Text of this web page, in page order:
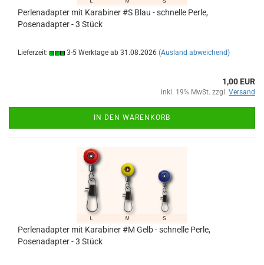
Perlenadapter mit Karabiner #S Blau - schnelle Perle,
Posenadapter - 3 Stück
Lieferzeit: 3-5 Werktage ab 31.08.2026 (Ausland abweichend)
1,00 EUR
inkl. 19% MwSt. zzgl. Versand
IN DEN WARENKORB
Perlenadapter mit Karabiner #M Gelb - schnelle Perle,
Posenadapter - 3 Stück